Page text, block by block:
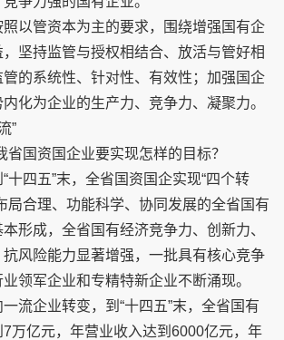
以管资本为主的要求，围绕增强国有企
坚持监管与授权相结合、放活与管好相
的系统性、针对性、有效性；加强国企
化为企业的生产力、竞争力、凝聚力。
”
省国资国企业要实现怎样的目标？
“十四五”末，全省国资国企实现“四个转
局合理、功能科学、协同发展的全省国有
形成，全省国有经济竞争力、创新力、
风险能力显著增强，一批具有核心竞争
领军企业和专精特新企业不断涌现。
流企业转变，到“十四五”末，全省国有
万亿元，年营业收入达到6000亿元，年